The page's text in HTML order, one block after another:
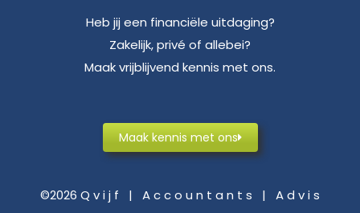
Heb jij een financiële uitdaging?
Zakelijk, privé of allebei?
Maak vrijblijvend kennis met ons.
Maak kennis met ons
©2026 Q v i j f | A c c o u n t a n t s | A d v i s